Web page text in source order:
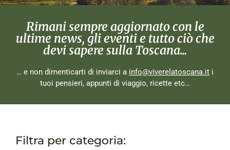
Rimani sempre aggiornato con le
ultime news, gli eventi e tutto ciò che
devi sapere sulla Toscana...
… e non dimenticarti di inviarci a info@viverelatoscana.it i
tuoi pensieri, appunti di viaggio, ricette etc…
Filtra per categoria: